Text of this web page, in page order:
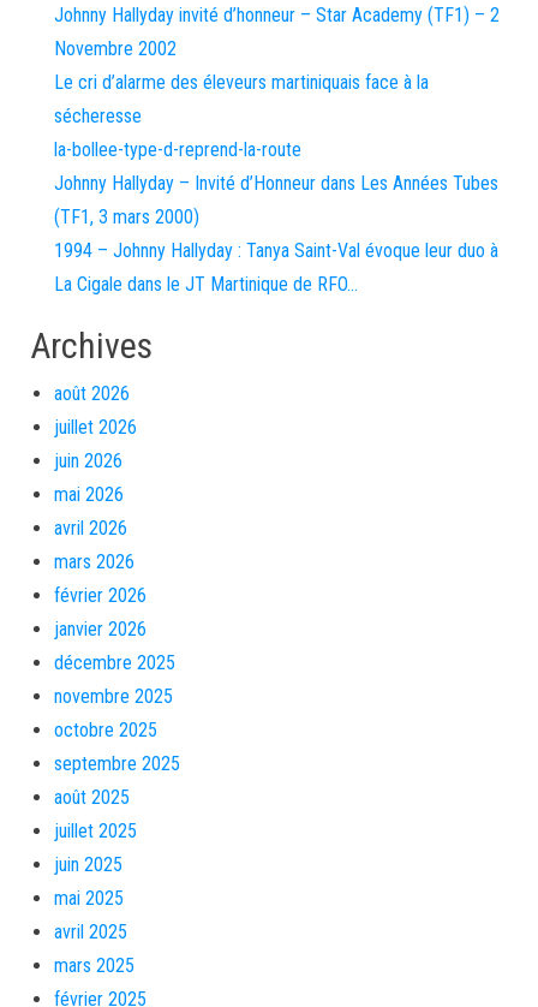
Johnny Hallyday invité d’honneur – Star Academy (TF1) – 2
Novembre 2002
Le cri d’alarme des éleveurs martiniquais face à la
sécheresse
la-bollee-type-d-reprend-la-route
Johnny Hallyday – Invité d’Honneur dans Les Années Tubes
(TF1, 3 mars 2000)
1994 – Johnny Hallyday : Tanya Saint-Val évoque leur duo à
La Cigale dans le JT Martinique de RFO…
Archives
août 2026
juillet 2026
juin 2026
mai 2026
avril 2026
mars 2026
février 2026
janvier 2026
décembre 2025
novembre 2025
octobre 2025
septembre 2025
août 2025
juillet 2025
juin 2025
mai 2025
avril 2025
mars 2025
février 2025